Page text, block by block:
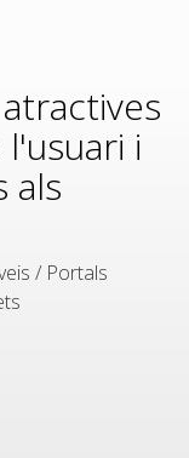
i
als
/ Portals